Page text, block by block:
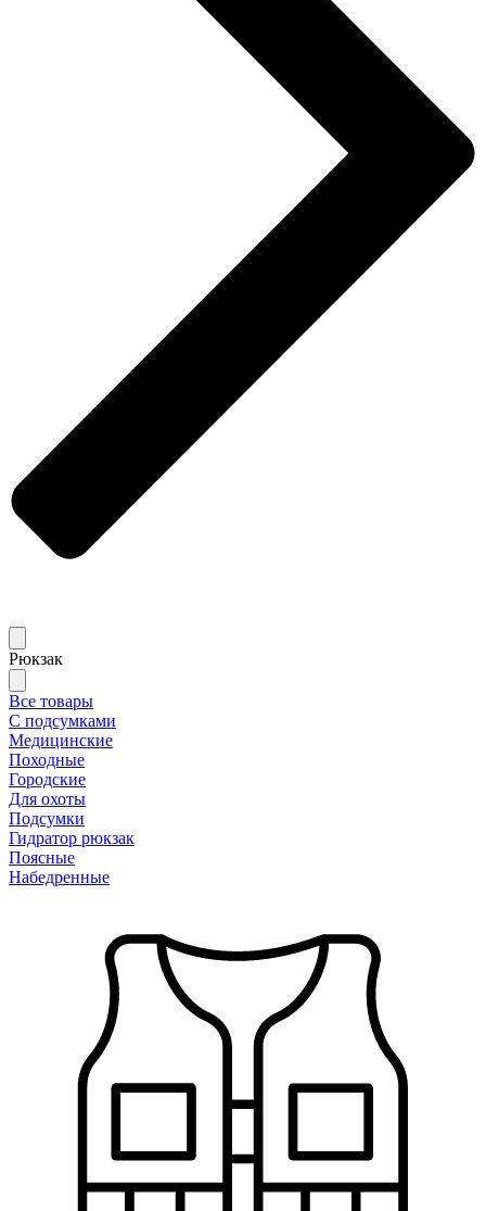
Рюкзак
Все товары
С подсумками
Медицинские
Походные
Городские
Для охоты
Подсумки
Гидратор рюкзак
Поясные
Набедренные